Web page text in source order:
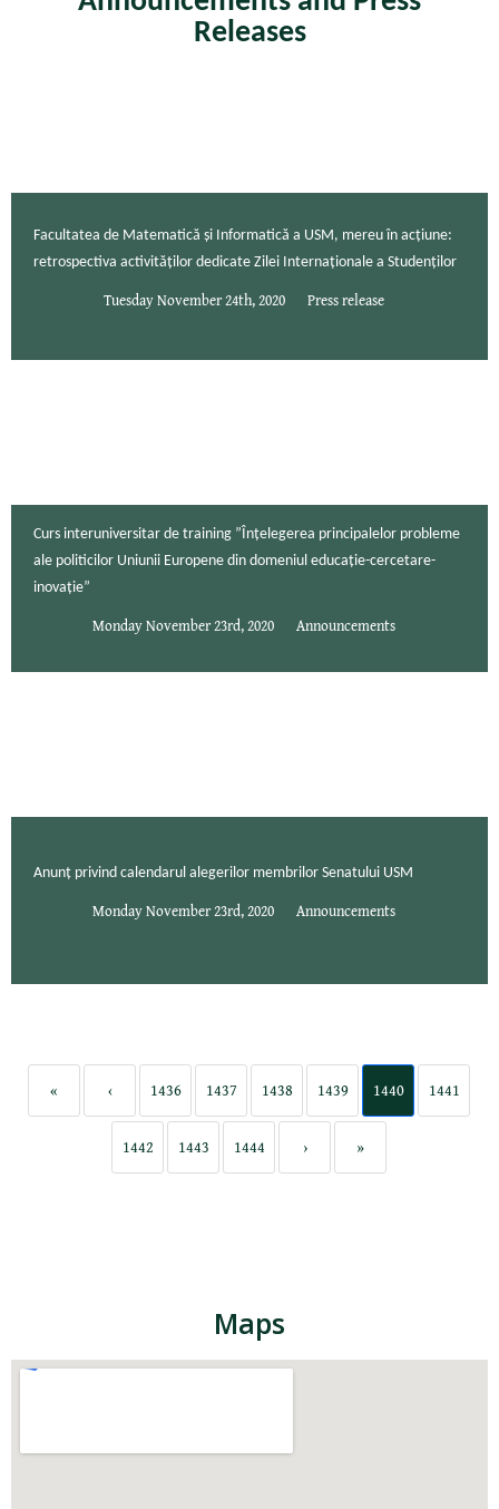
Releases
Facultatea de Matematică și Informatică a USM, mereu în acțiune:
retrospectiva activităților dedicate Zilei Internaționale a Studenților
Tuesday November 24th, 2020 Press release
Curs interuniversitar de training ”Înțelegerea principalelor probleme
ale politicilor Uniunii Europene din domeniul educație-cercetare-
inovație”
Monday November 23rd, 2020 Announcements
Anunț privind calendarul alegerilor membrilor Senatului USM
Monday November 23rd, 2020 Announcements
« ‹ 1436 1437 1438 1439 1440 1441
1442 1443 1444 › »
Maps